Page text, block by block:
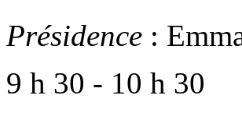
Présidence :
9 h 30 - 10 h 30